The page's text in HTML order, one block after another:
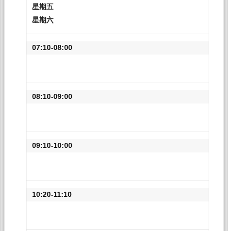
星期五
星期六
07:10-08:00
08:10-09:00
09:10-10:00
10:20-11:10